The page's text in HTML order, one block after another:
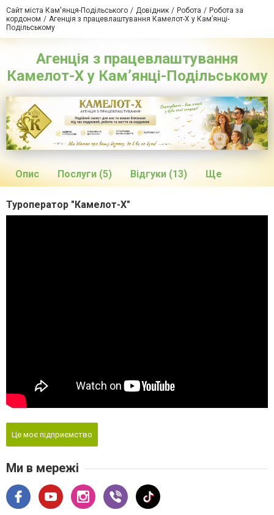
Сайт міста Кам'янця-Подільського Довідник Робота
Робота за
кордоном
Агенція з працевлаштування Камелот-Х у Кам’янці-
Подільському
Агенція з працевлаштування
Камелот-Х у Кам’янці-Подільському
Опис Послуги (5) Відгуки (13) Ще
Туроператор "Камелот-X"
Це моє підприємство
Ми в мережі